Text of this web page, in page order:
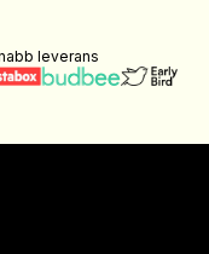
leverans